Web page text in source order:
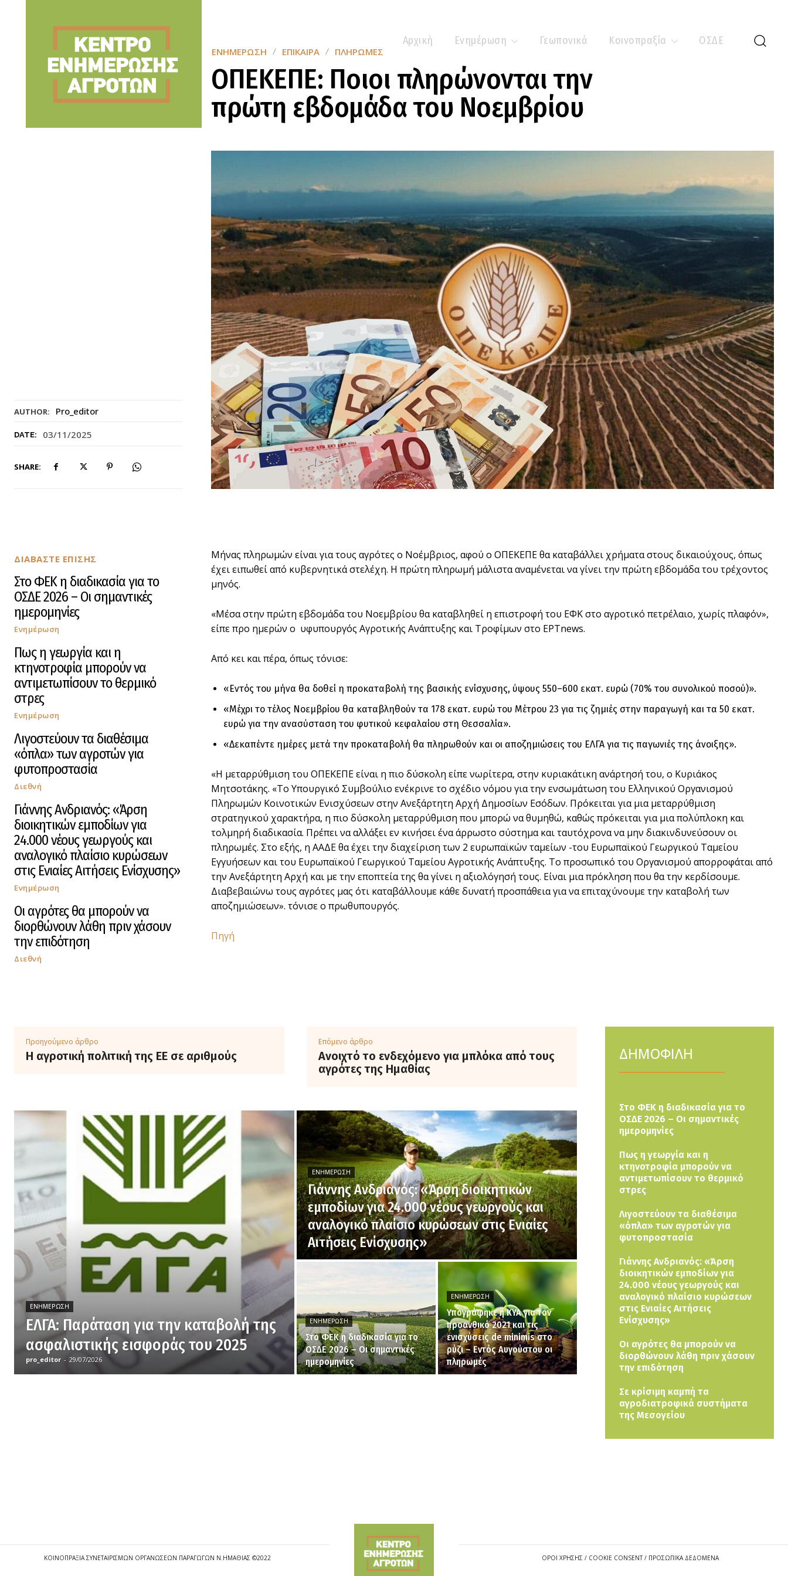
Αρχική Ενημέρωση Γεωπονικά Κοινοπραξία ΟΣΔΕ
AUTHOR: Pro_editor
DATE: 03/11/2025
SHARE:
ΕΝΗΜΈΡΩΣΗ ΕΠΊΚΑΙΡΑ ΠΛΗΡΩΜΈΣ
ΟΠΕΚΕΠΕ: Ποιοι πληρώνονται την
πρώτη εβδομάδα του Νοεμβρίου
ΔΙΑΒΑΣΤΕ ΕΠΙΣΗΣ
Στο ΦΕΚ η διαδικασία για το
ΟΣΔΕ 2026 – Οι σημαντικές
ημερομηνίες
Ενημέρωση
Πως η γεωργία και η
κτηνοτροφία μπορούν να
αντιμετωπίσουν το θερμικό
στρες
Ενημέρωση
Λιγοστεύουν τα διαθέσιμα
«όπλα» των αγροτών για
φυτοπροστασία
Διεθνή
Γιάννης Ανδριανός: «Άρση
διοικητικών εμποδίων για
24.000 νέους γεωργούς και
αναλογικό πλαίσιο κυρώσεων
στις Ενιαίες Αιτήσεις Ενίσχυσης»
Ενημέρωση
Οι αγρότες θα μπορούν να
διορθώνουν λάθη πριν χάσουν
την επιδότηση
Διεθνή
Μήνας πληρωμών είναι για τους αγρότες ο Νοέμβριος, αφού ο ΟΠΕΚΕΠΕ θα καταβάλλει χρήματα στους δικαιούχους, όπως
έχει ειπωθεί από κυβερνητικά στελέχη. Η πρώτη πληρωμή μάλιστα αναμένεται να γίνει την πρώτη εβδομάδα του τρέχοντος
μηνός.
«Μέσα στην πρώτη εβδομάδα του Νοεμβρίου θα καταβληθεί η επιστροφή του ΕΦΚ στο αγροτικό πετρέλαιο, χωρίς πλαφόν»,
είπε προ ημερών ο υφυπουργός Αγροτικής Ανάπτυξης και Τροφίμων στο ΕΡΤnews.
Από κει και πέρα, όπως τόνισε:
«Εντός του μήνα θα δοθεί η προκαταβολή της βασικής ενίσχυσης, ύψους 550–600 εκατ. ευρώ (70% του συνολικού ποσού)».
«Μέχρι το τέλος Νοεμβρίου θα καταβληθούν τα 178 εκατ. ευρώ του Μέτρου 23 για τις ζημιές στην παραγωγή και τα 50 εκατ.
ευρώ για την ανασύσταση του φυτικού κεφαλαίου στη Θεσσαλία».
«Δεκαπέντε ημέρες μετά την προκαταβολή θα πληρωθούν και οι αποζημιώσεις του ΕΛΓΑ για τις παγωνιές της άνοιξης».
«Η μεταρρύθμιση του ΟΠΕΚΕΠΕ είναι η πιο δύσκολη είπε νωρίτερα, στην κυριακάτικη ανάρτησή του, ο Κυριάκος
Μητσοτάκης. «Το Υπουργικό Συμβούλιο ενέκρινε το σχέδιο νόμου για την ενσωμάτωση του Ελληνικού Οργανισμού
Πληρωμών Κοινοτικών Ενισχύσεων στην Ανεξάρτητη Αρχή Δημοσίων Εσόδων. Πρόκειται για μια μεταρρύθμιση
στρατηγικού χαρακτήρα, η πιο δύσκολη μεταρρύθμιση που μπορώ να θυμηθώ, καθώς πρόκειται για μια πολύπλοκη και
τολμηρή διαδικασία. Πρέπει να αλλάξει εν κινήσει ένα άρρωστο σύστημα και ταυτόχρονα να μην διακινδυνεύσουν οι
πληρωμές. Στο εξής, η ΑΑΔΕ θα έχει την διαχείριση των 2 ευρωπαϊκών ταμείων -του Ευρωπαϊκού Γεωργικού Ταμείου
Εγγυήσεων και του Ευρωπαϊκού Γεωργικού Ταμείου Αγροτικής Ανάπτυξης. Το προσωπικό του Οργανισμού απορροφάται από
την Ανεξάρτητη Αρχή και με την εποπτεία της θα γίνει η αξιολόγησή τους. Είναι μια πρόκληση που θα την κερδίσουμε.
Διαβεβαιώνω τους αγρότες μας ότι καταβάλλουμε κάθε δυνατή προσπάθεια για να επιταχύνουμε την καταβολή των
αποζημιώσεων». τόνισε ο πρωθυπουργός.
Πηγή
Προηγούμενο άρθρο
Η αγροτική πολιτική της ΕΕ σε αριθμούς
Επόμενο άρθρο
Ανοιχτό το ενδεχόμενο για μπλόκα από τους
αγρότες της Ημαθίας
ΕΝΗΜΈΡΩΣΗ
ΕΛΓΑ: Παράταση για την καταβολή της
ασφαλιστικής εισφοράς του 2025
pro_editor - 29/07/2026
ΕΝΗΜΈΡΩΣΗ
Γιάννης Ανδριανός: «Άρση διοικητικών
εμποδίων για 24.000 νέους γεωργούς και
αναλογικό πλαίσιο κυρώσεων στις Ενιαίες
Αιτήσεις Ενίσχυσης»
ΕΝΗΜΈΡΩΣΗ
Στο ΦΕΚ η διαδικασία για το
ΟΣΔΕ 2026 – Οι σημαντικές
ημερομηνίες
ΕΝΗΜΈΡΩΣΗ
Υπογράφηκε η ΚΥΑ για τον
προανθικό 2021 και τις
ενισχύσεις de minimis στο
ρύζι – Εντός Αυγούστου οι
πληρωμές
ΔΗΜΟΦΙΛΗ
Στο ΦΕΚ η διαδικασία για το
ΟΣΔΕ 2026 – Οι σημαντικές
ημερομηνίες
Πως η γεωργία και η
κτηνοτροφία μπορούν να
αντιμετωπίσουν το θερμικό
στρες
Λιγοστεύουν τα διαθέσιμα
«όπλα» των αγροτών για
φυτοπροστασία
Γιάννης Ανδριανός: «Άρση
διοικητικών εμποδίων για
24.000 νέους γεωργούς και
αναλογικό πλαίσιο κυρώσεων
στις Ενιαίες Αιτήσεις
Ενίσχυσης»
Οι αγρότες θα μπορούν να
διορθώνουν λάθη πριν χάσουν
την επιδότηση
Σε κρίσιμη καμπή τα
αγροδιατροφικά συστήματα
της Μεσογείου
ΚΟΙΝΟΠΡΑΞΙΑ ΣΥΝΕΤΑΙΡΙΣΜΩΝ ΟΡΓΑΝΩΣΕΩΝ ΠΑΡΑΓΩΓΩΝ Ν.ΗΜΑΘΙΑΣ ©2022 ΟΡΟΙ ΧΡΗΣΗΣ / COOKIE CONSENT / ΠΡΟΣΩΠΙΚΑ ΔΕΔΟΜΕΝΑ